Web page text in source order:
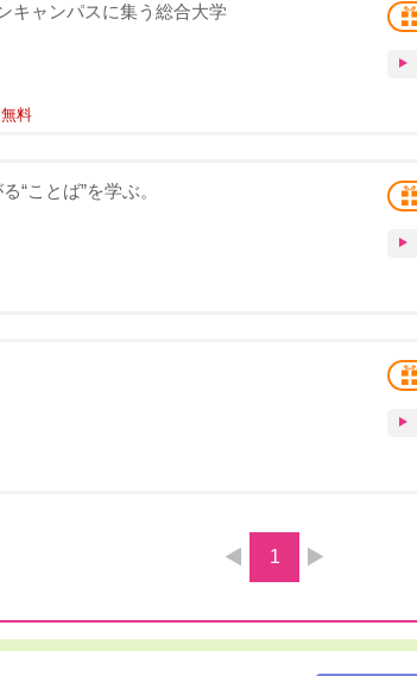
キャンパスに集う総合大学
料
“ことば”を学ぶ。
1